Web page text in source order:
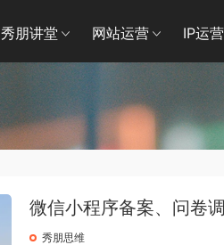
秀朋讲堂 网站运营 IP运营
微信小程序备案、问卷
秀朋思维